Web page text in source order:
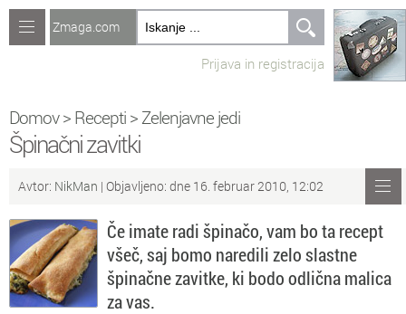
Računalništvo
Recepti
Naredi sam
Forum
Preverjanje znanja
Sv Sveže teme na forumu
Zmaga.com
Prijava in registracija
Domov> Recepti > Zelenjavne jedi
Špinačni zavitki
Avtor: NikMan | Objavljeno: dne 16. februar 2010, 12:02
Če imate radi špinačo, vam bo ta recept
všeč, saj bomo naredili zelo slastne
špinačne zavitke, ki bodo odlična malica
za vas.